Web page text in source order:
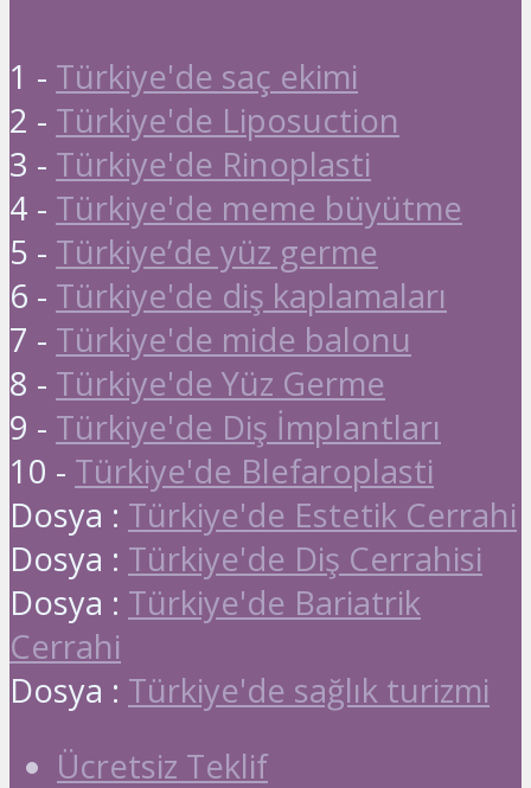
1 - Türkiye'de saç ekimi
2 - Türkiye'de Liposuction
3 - Türkiye'de Rinoplasti
4 - Türkiye'de meme büyütme
5 - Türkiye’de yüz germe
6 - Türkiye'de diş kaplamaları
7 - Türkiye'de mide balonu
8 - Türkiye'de Yüz Germe
9 - Türkiye'de Diş İmplantları
10 - Türkiye'de Blefaroplasti
Dosya : Türkiye'de Estetik Cerrahi
Dosya : Türkiye'de Diş Cerrahisi
Dosya : Türkiye'de Bariatrik
Cerrahi
Dosya : Türkiye'de sağlık turizmi
Ücretsiz Teklif